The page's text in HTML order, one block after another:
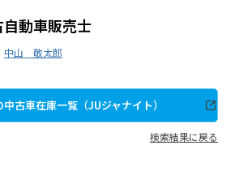
動車販売士
中山 敬太郎
古車在庫一覧（JUジャナイト）
検索結果に戻る